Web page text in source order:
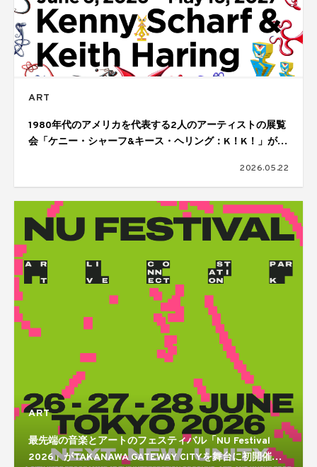
ART
1980年代のアメリカを代表する2人のアーティストの展覧
会「ケニー・シャーフ&キース・ヘリング：K！K！」が開
2026.05.22
ART
最先端の音楽とアートのフェスティバル「NU Festival
2026」がTAKANAWA GATEWAY CITYを舞台に初開催。